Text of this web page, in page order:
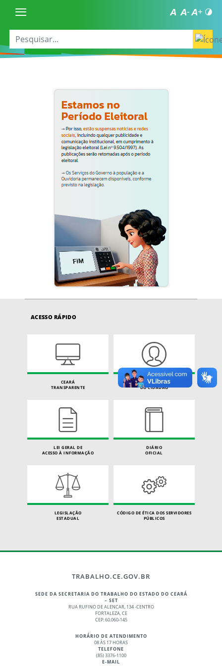
ACESSO RÁPIDO
CEARÁ
TRANSPARENTE
CARTA DE SERVIÇOS
DO CIDADÃO
LEI GERAL DE
ACESSO À INFORMAÇÃO
DIÁRIO
OFICIAL
LEGISLAÇÃO
ESTADUAL
CÓDIGO DE ÉTICA DOS SERVIDORES
PÚBLICOS
TRABALHO.CE.GOV.BR
SEDE DA SECRETARIA DO TRABALHO DO ESTADO DO CEARÁ
– SET
RUA RUFINO DE ALENCAR, 134 -CENTRO
FORTALEZA, CE
CEP: 60.060-145
HORÁRIO DE ATENDIMENTO
08 ÀS 17 HORAS
TELEFONE
(85) 3376-1100
E-MAIL